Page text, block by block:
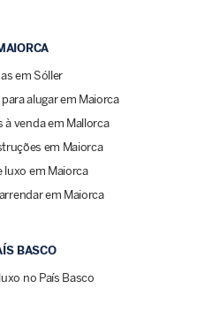
em Sóller
alugar em Maiorca
à venda em Mallorca
em Maiorca
luxo em Maiorca
em Maiorca
BASCO
no País Basco